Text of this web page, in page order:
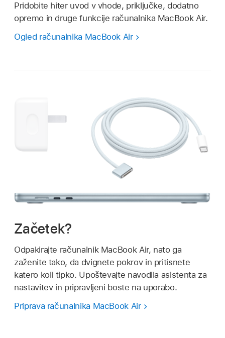
Pridobite hiter uvod v vhode, priključke, dodatno
opremo in druge funkcije računalnika MacBook Air.
Ogled računalnika MacBook Air
Začetek?
Odpakirajte računalnik MacBook Air, nato ga
zaženite tako, da dvignete pokrov in pritisnete
katero koli tipko. Upoštevajte navodila asistenta za
nastavitev in pripravljeni boste na uporabo.
Priprava računalnika MacBook Air